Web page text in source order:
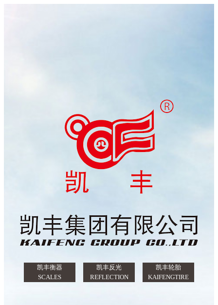
凯丰衡器
SCALES
凯丰反光
REFLECTION
凯丰轮胎
KAIFENGTIRE